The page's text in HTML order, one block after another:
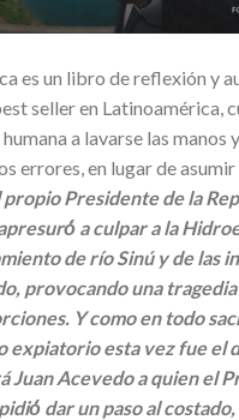
es un libro de reflexión y
seller en Latinoamérica,
a lavarse las manos
errores, en lugar de asumir
propio Presidente de la
a culpar a la
de río Sinú y de las
provocando una
Y como en todo
expiatorio esta vez fue el
Juan Acevedo a quien el
dar un paso al costado,